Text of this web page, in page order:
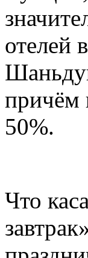
отелей
причём
50%.
Что